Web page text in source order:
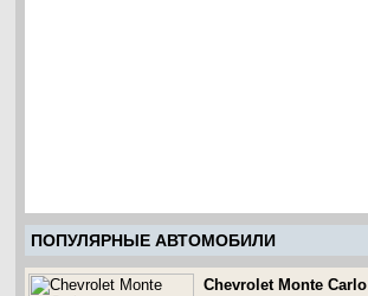
ПОПУЛЯРНЫЕ АВТОМОБИЛИ
Chevrolet Monte Carlo